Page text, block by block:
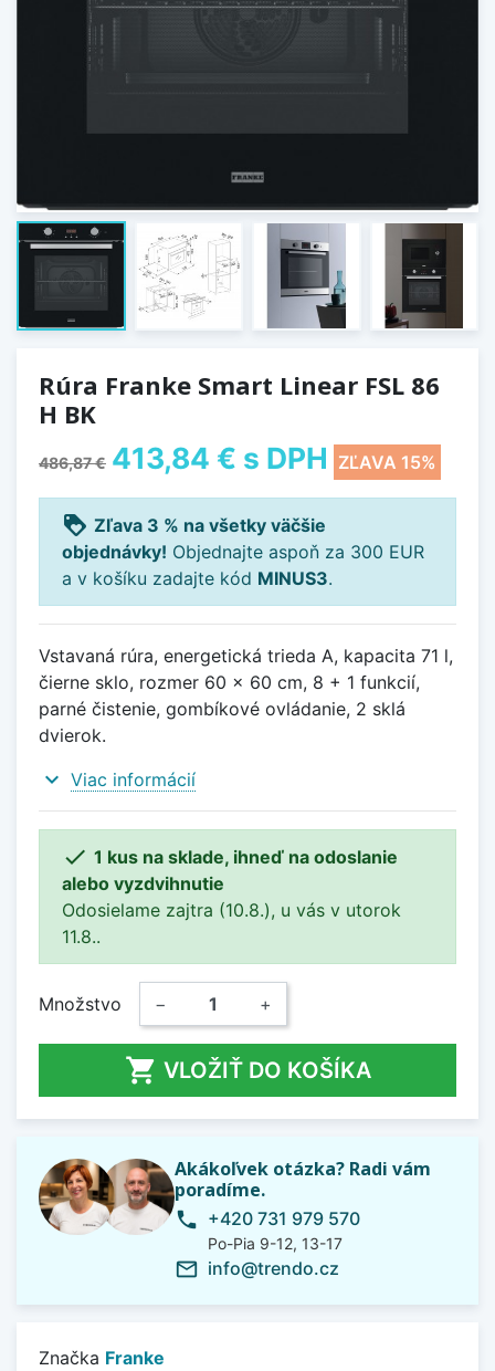
Rúra Franke Smart Linear FSL 86
H BK
486,87 € 413,84 € s DPH ZĽAVA 15%
loyalty Zľava 3 % na všetky väčšie
objednávky! Objednajte aspoň za 300 EUR
a v košíku zadajte kód MINUS3.
Vstavaná rúra, energetická trieda A, kapacita 71 l,
čierne sklo, rozmer 60 x 60 cm, 8 + 1 funkcií,
parné čistenie, gombíkové ovládanie, 2 sklá
dvierok.
expand_more Viac informácií
 1 kus na sklade, ihneď na odoslanie
alebo vyzdvihnutie
Odosielame zajtra (10.8.), u vás v utorok
11.8..
Množstvo − +
 VLOŽIŤ DO KOŠÍKA
Akákoľvek otázka? Radi vám
poradíme.
phone +420 731 979 570
Po-Pia 9-12, 13-17
mail_outline info@trendo.cz
Značka Franke